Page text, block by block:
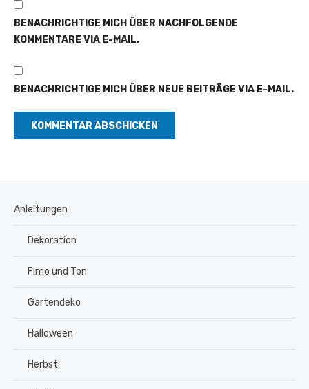
BENACHRICHTIGE MICH ÜBER NACHFOLGENDE
KOMMENTARE VIA E-MAIL.
BENACHRICHTIGE MICH ÜBER NEUE BEITRÄGE VIA E-MAIL.
Anleitungen
Dekoration
Fimo und Ton
Gartendeko
Halloween
Herbst